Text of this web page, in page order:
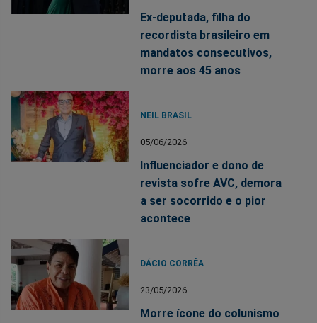
Ex-deputada, filha do
recordista brasileiro em
mandatos consecutivos,
morre aos 45 anos
NEIL BRASIL
05/06/2026
Influenciador e dono de
revista sofre AVC, demora
a ser socorrido e o pior
acontece
DÁCIO CORRÊA
23/05/2026
Morre ícone do colunismo